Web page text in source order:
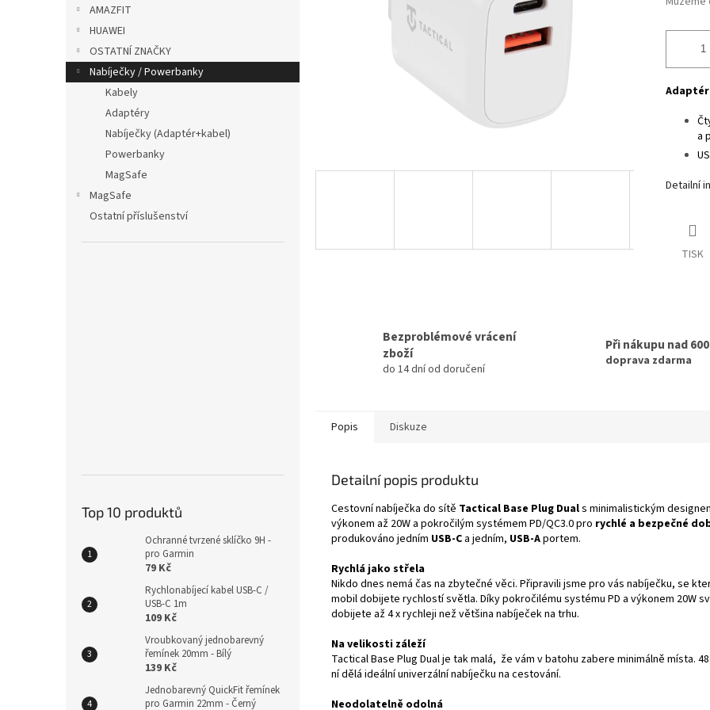
e
AMAZFIT
HUAWEI
OSTATNÍ ZNAČKY
Nabíječky / Powerbanky
Kabely
Adaptéry
Nabíječky (Adaptér+kabel)
Powerbanky
MagSafe
MagSafe
Ostatní příslušenství
Top 10 produktů
Ochranné tvrzené sklíčko 9H -
pro Garmin
79 Kč
Rychlonabíjecí kabel USB-C /
USB-C 1m
109 Kč
Vroubkovaný jednobarevný
řemínek 20mm - Bílý
139 Kč
Jednobarevný QuickFit řemínek
pro Garmin 22mm - Černý
Adaptér
a
Detailní
TISK
Bezproblémové vrácení
zboží
do 14 dní od doručení
Při nákupu nad
doprava zdarma
Popis Diskuze
Detailní popis produktu
Cestovní nabíječka do sítě Tactical Base Plug Duals minimalistickým
výkonem až 20W a pokročilým systémem PD/QC3.0 pro rychlé a bezpečné
produkováno jedním USB-C a jedním, USB-Aportem.
Rychlá jako střela
Nikdo dnes nemá čas na zbytečné věci. Připravili jsme pro vás nabíječku, se
mobil dobijete rychlostí světla. Díky pokročilému systému PD a výkonem 20W
dobijete až 4 x rychleji než většina nabíječek na trhu.
Na velikosti záleží
Tactical Base Plug Dual je tak malá, že vám v batohu zabere minimálně místa.
ní dělá ideální univerzální nabíječku na cestování.
Neodolatelně odolná